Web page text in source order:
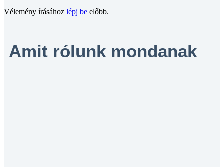
Vélemény írásához lépj be előbb.
Amit rólunk mondanak